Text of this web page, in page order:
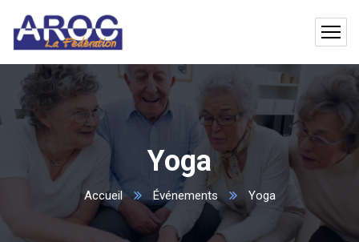
Yoga
Accueil Événements Yoga